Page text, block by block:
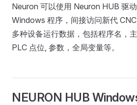
Neuron 可以使用 Neuron HUB 驱
Windows 程序，间接访问新代
多种设备运行数据，包括程序名，
PLC 点位, 参数，全局变量等。
NEURON HUB